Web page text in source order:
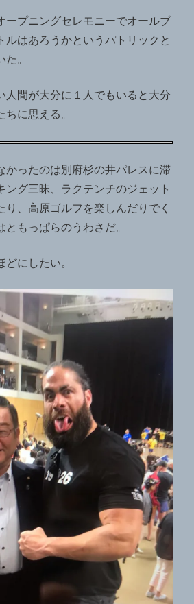
ープニングセレモニーでオールブ
ルはあろうかというパトリックと
。
人間が大分に１人でもいると大分
に思える。
かったのは別府杉の井パレスに滞
ング三昧、ラクテンチのジェット
り、高原ゴルフ を楽しんだりでく
もっぱらのうわさだ。
にしたい。